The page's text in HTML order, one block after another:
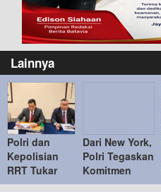
Lainnya
Polri dan
Kepolisian
RRT Tukar
Buronan,
Dari New York,
Polri Tegaskan
Komitmen
Indonesia